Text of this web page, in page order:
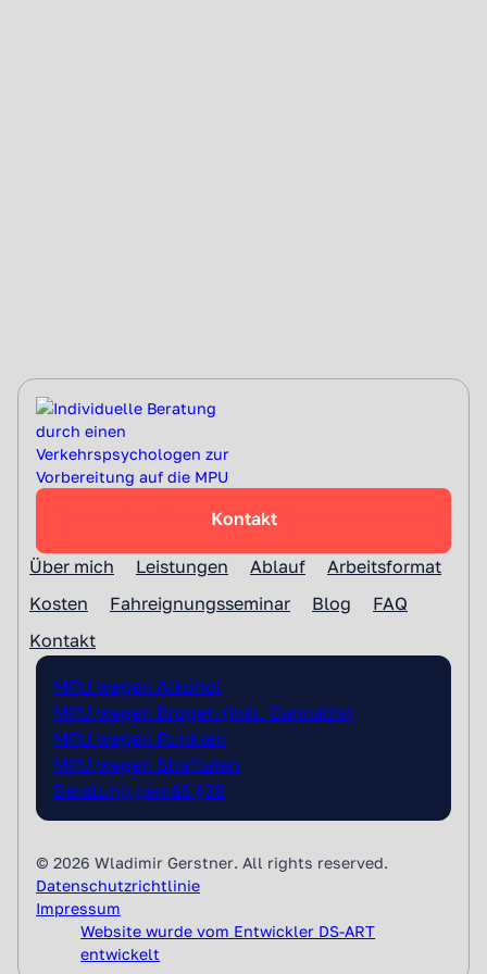
Kontakt
Über mich Leistungen Ablauf
Arbeitsformat
Kosten
Fahreignungsseminar Blog
FAQ
Kontakt
MPU wegen Alkohol
MPU wegen Drogen (inkl. Cannabis)
MPU wegen Punkten
MPU wegen Straftaten
Beratung gemäß §38
© 2026 Wladimir Gerstner
Datenschutzrichtlinie
Impressum
Website wurde vom Entwickler DS-ART
entwickelt